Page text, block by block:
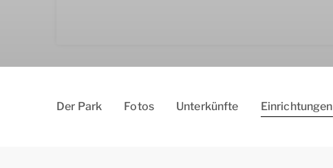
Der Park Fotos Un­ter­kün­fte Einrichtungen